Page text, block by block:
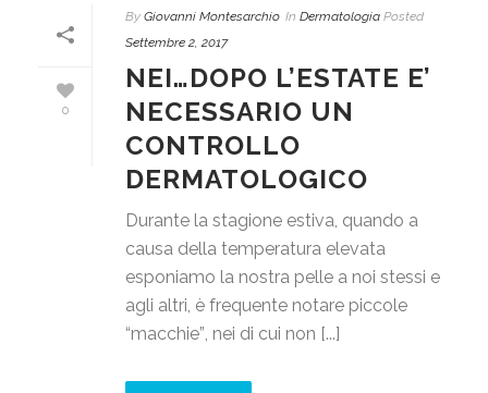
0
By Giovanni Montesarchio In Dermatologia Posted
Settembre 2, 2017
NEI…DOPO L’ESTATE E’
NECESSARIO UN
CONTROLLO
DERMATOLOGICO
Durante la stagione estiva, quando a
causa della temperatura elevata
esponiamo la nostra pelle a noi stessi e
agli altri, è frequente notare piccole
“macchie”, nei di cui non [...]